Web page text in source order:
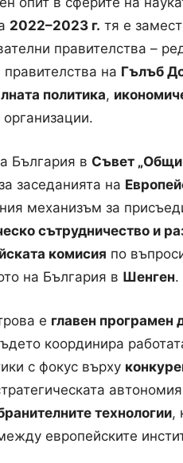
2022–2023 г. тя е
правителства –
на Гълъб
политика,
България в Съвет „Общи
за заседанията на
механизъм за
сътрудничество и
комисия по
на България в Шенген.
е главен програмен
координира
с фокус върху
технологии,
европейските